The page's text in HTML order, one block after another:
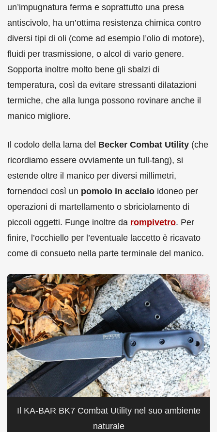
un’impugnatura ferma e soprattutto una presa
antiscivolo, ha un’ottima resistenza chimica contro
diversi tipi di oli (come ad esempio l’olio di motore),
fluidi per trasmissione, o alcol di vario genere.
Sopporta inoltre molto bene gli sbalzi di
temperatura, così da evitare stressanti dilatazioni
termiche, che alla lunga possono rovinare anche il
manico migliore.
Il codolo della lama del Becker Combat Utility (che
ricordiamo essere ovviamente un full-tang), si
estende oltre il manico per diversi millimetri,
fornendoci così un pomolo in acciaio idoneo per
operazioni di martellamento o sbriciolamento di
piccoli oggetti. Funge inoltre da rompivetro. Per
finire, l’occhiello per l’eventuale laccetto è ricavato
come di consueto nella parte terminale del manico.
Il KA-BAR BK7 Combat Utility nel suo ambiente
naturale